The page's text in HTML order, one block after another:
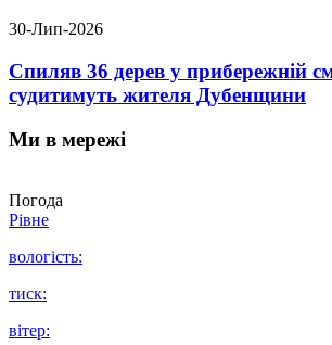
30-Лип-2026
Спиляв 36 дерев у прибережній
судитимуть жителя Дубенщини
Ми в мережі
Погода
Рівне
вологість:
тиск:
вітер: